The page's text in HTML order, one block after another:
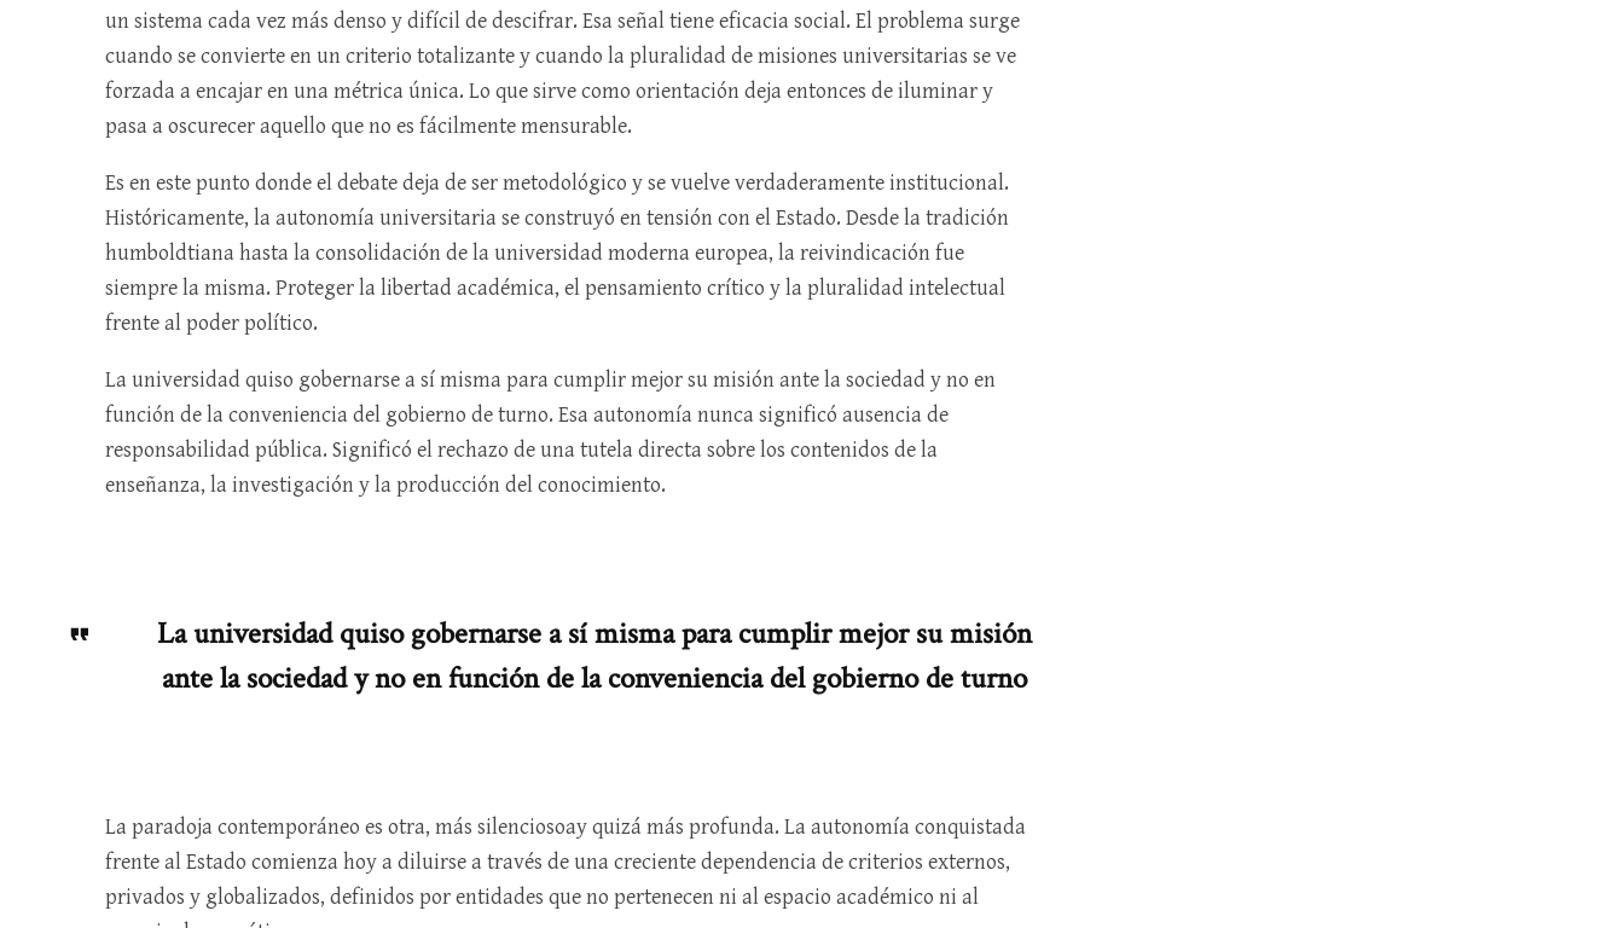
un sistema cada vez más denso y difícil de descifrar. Esa señal tiene eficacia social. El problema surge
cuando se convierte en un criterio totalizante y cuando la pluralidad de misiones universitarias se ve
forzada a encajar en una métrica única. Lo que sirve como orientación deja entonces de iluminar y
pasa a oscurecer aquello que no es fácilmente mensurable.
Es en este punto donde el debate deja de ser metodológico y se vuelve verdaderamente institucional.
Históricamente, la autonomía universitaria se construyó en tensión con el Estado. Desde la tradición
humboldtiana hasta la consolidación de la universidad moderna europea, la reivindicación fue
siempre la misma. Proteger la libertad académica, el pensamiento crítico y la pluralidad intelectual
frente al poder político.
La universidad quiso gobernarse a sí misma para cumplir mejor su misión ante la sociedad y no en
función de la conveniencia del gobierno de turno. Esa autonomía nunca significó ausencia de
responsabilidad pública. Significó el rechazo de una tutela directa sobre los contenidos de la
enseñanza, la investigación y la producción del conocimiento.
La universidad quiso gobernarse a sí misma para cumplir mejor su misión
ante la sociedad y no en función de la conveniencia del gobierno de turno
La paradoja contemporáneo es otra, más silenciosoay quizá más profunda. La autonomía conquistada
frente al Estado comienza hoy a diluirse a través de una creciente dependencia de criterios externos,
privados y globalizados, definidos por entidades que no pertenecen ni al espacio académico ni al